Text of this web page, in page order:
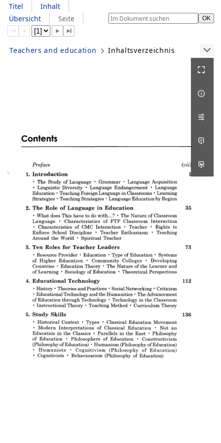
Titel
Inhalt
Übersicht
Seite
Teachers and education Inhaltsverzeichnis